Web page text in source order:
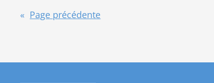
« Page précédente